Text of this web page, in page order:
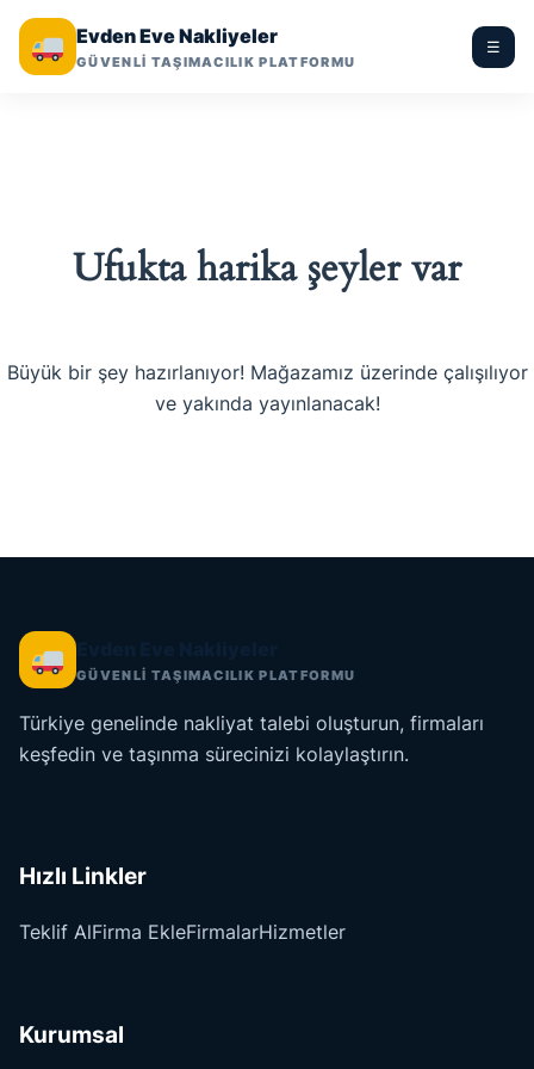
Evden Eve Nakliyeler
GÜVENLİ TAŞIMACILIK PLATFORMU
☰
Ufukta harika şeyler var
Büyük bir şey hazırlanıyor! Mağazamız üzerinde çalışılıyor
ve yakında yayınlanacak!
GÜVENLİ TAŞIMACILIK PLATFORMU
Türkiye genelinde nakliyat talebi oluşturun, firmaları
keşfedin ve taşınma sürecinizi kolaylaştırın.
Hızlı Linkler
Teklif AlFirma EkleFirmalarHizmetler
Kurumsal